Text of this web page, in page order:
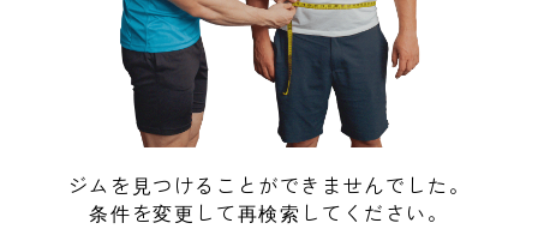
ジムを見つけることができませんでした。
条件を変更して再検索してください。